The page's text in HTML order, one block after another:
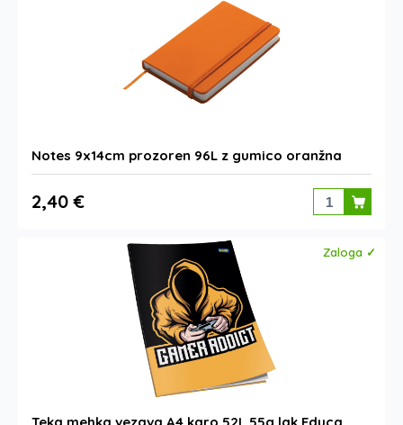
Notes 9x14cm prozoren 96L z gumico oranžna
2,40 €
Zaloga ✓